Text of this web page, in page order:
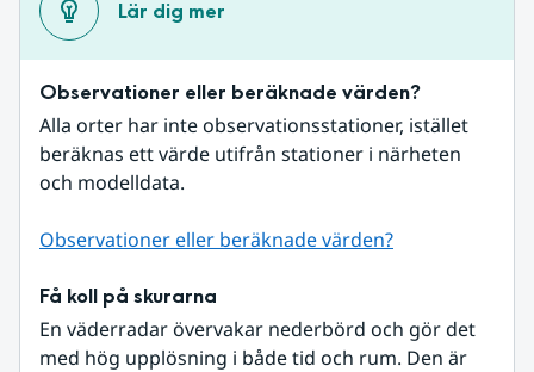
Lär dig mer
Observationer eller beräknade värden?
Alla orter har inte observationsstationer, istället
beräknas ett värde utifrån stationer i närheten
och modelldata.
Observationer eller beräknade värden?
Få koll på skurarna
En väderradar övervakar nederbörd och gör det
med hög upplösning i både tid och rum. Den är